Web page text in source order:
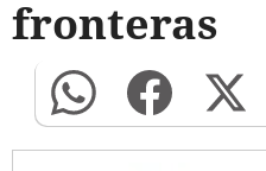
fronteras